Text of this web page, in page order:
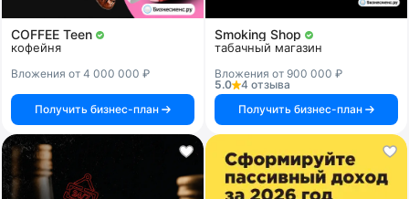
COFFEE Teen
кофейня
Вложения от 4 000 000 ₽
Получить бизнес-план
Smoking Shop
табачный магазин
Вложения от 900 000 ₽
5.0
4 отзыва
Получить бизнес-план